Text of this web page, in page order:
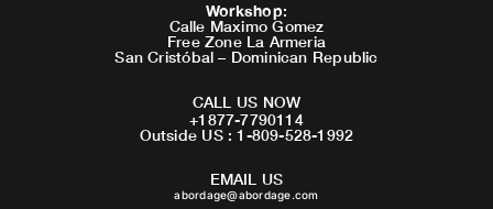
Workshop:
Calle Maximo Gomez
Free Zone La Armeria
San Cristóbal – Dominican Republic
CALL US NOW
+1877-7790114
Outside US : 1-809-528-1992
EMAIL US
abordage@abordage.com